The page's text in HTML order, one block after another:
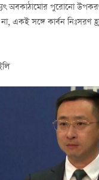
অবকাঠামোর পুরোনো
একই সঙ্গে কার্বন নিঃসরণ